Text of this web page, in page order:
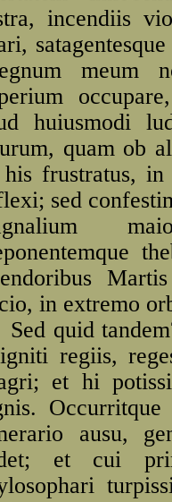
incendiis
meum
huiusmodi
quam ob
frustratus, in
sed
in extremo
quid
regiis,
et hi
ausu,
et cui